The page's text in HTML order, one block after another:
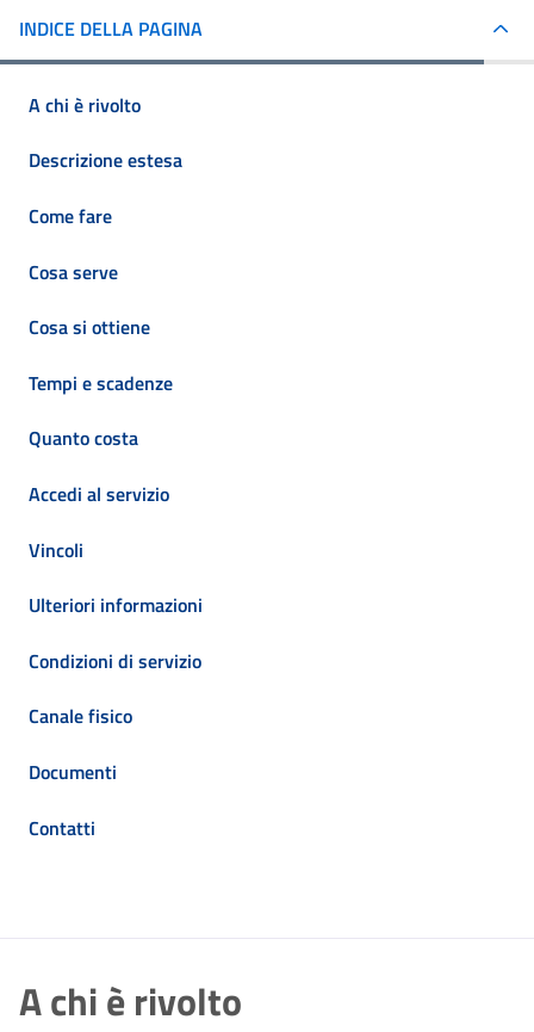
INDICE DELLA PAGINA
A chi è rivolto
Descrizione estesa
Come fare
Cosa serve
Cosa si ottiene
Tempi e scadenze
Quanto costa
Accedi al servizio
Vincoli
Ulteriori informazioni
Condizioni di servizio
Canale fisico
Documenti
Contatti
A chi è rivolto